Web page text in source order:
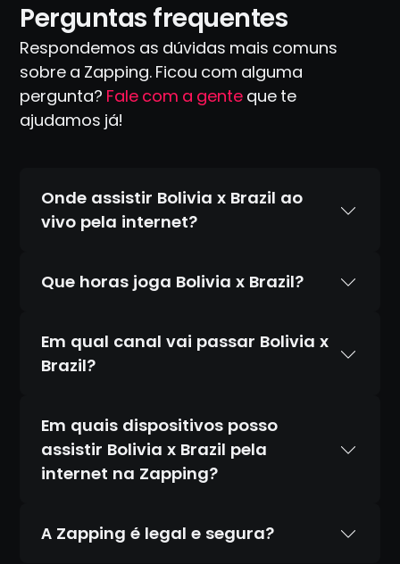
Perguntas frequentes
Respondemos as dúvidas mais comuns
sobre a Zapping. Ficou com alguma
pergunta? Fale com a gente que te
ajudamos já!
Onde assistir Bolivia x Brazil ao
vivo pela internet?
Que horas joga Bolivia x Brazil?
Em qual canal vai passar Bolivia x
Brazil?
Em quais dispositivos posso
assistir Bolivia x Brazil pela
internet na Zapping?
A Zapping é legal e segura?